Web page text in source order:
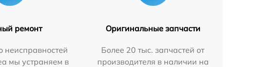
ремонт
неисправностей
мы устраняем в
Оригинальные запчасти
Более 20 тыс. запчастей от
производителя в наличии на